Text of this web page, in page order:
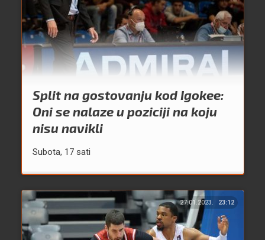
Split na gostovanju kod Igokee:
Oni se nalaze u poziciji na koju
nisu navikli
Subota, 17 sati
27.01.2023. 23:12